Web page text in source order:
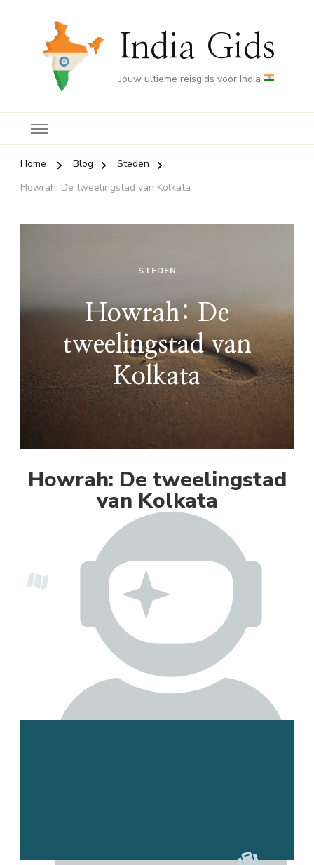
India Gids
Jouw ultieme reisgids voor India
Home Blog
Steden
Howrah: De tweelingstad van Kolkata
STEDEN
Howrah: De
tweelingstad van
Kolkata
Howrah: De tweelingstad
van Kolkata